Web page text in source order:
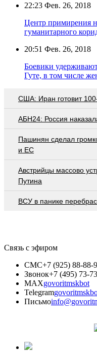
22:23 Фев. 26, 2018
Центр примирения
гуманитарного
20:51 Фев. 26, 2018
Боевики
Гуте, в том числе
США: Иран готовит
АБН24: Россия
Пашинян сделал
и ЕС
Австрийцы массово
Путина
ВСУ в панике
Связь с эфиром
СМС+7 (925) 88-88-
Звонок+7 (495) 73-
MAXgovoritmskbot
Telegram
Письмо